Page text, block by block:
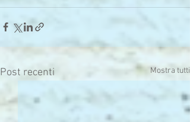
Post recenti Mostra tutti